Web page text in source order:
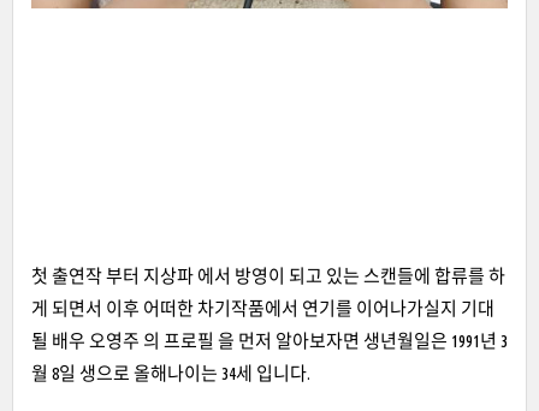
첫 출연작 부터 지상파 에서 방영이 되고 있는 스캔들에 합류를 하
게 되면서 이후 어떠한 차기작품에서 연기를 이어나가실지 기대
될 배우 오영주 의 프로필 을 먼저 알아보자면 생년월일은 1991년 3
월 8일 생으로 올해나이는 34세 입니다.